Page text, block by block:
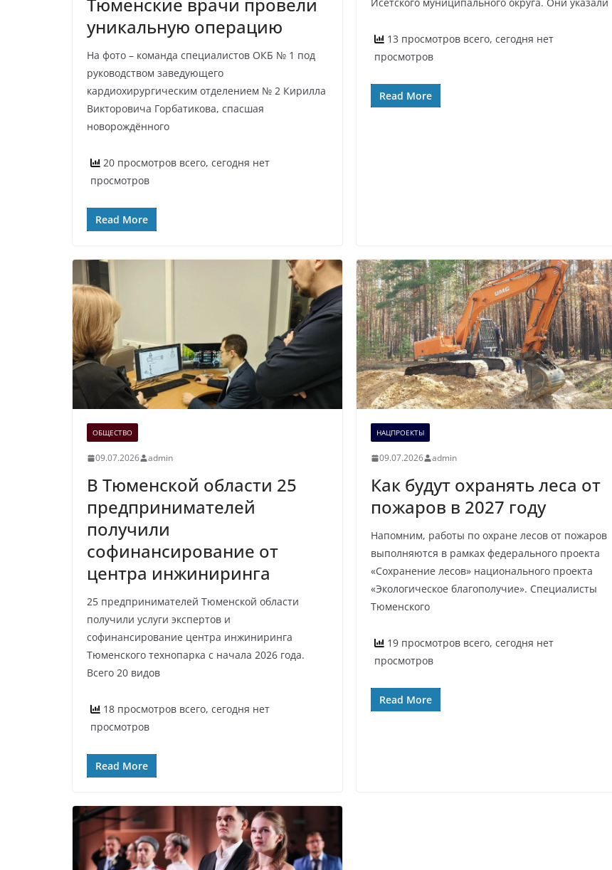
уникальную операцию
На фото – команда специалистов ОКБ № 1 под
руководством заведующего
кардиохирургическим отделением № 2 Кирилла
Викторовича Горбатикова, спасшая
новорождённого
20 просмотров всего, сегодня нет
просмотров
Read More
13 просмотров всего, сегодня нет
просмотров
Read More
ОБЩЕСТВО
09.07.2026 admin
В Тюменской области 25
предпринимателей
получили
софинансирование от
центра инжиниринга
25 предпринимателей Тюменской области
получили услуги экспертов и
софинансирование центра инжиниринга
Тюменского технопарка с начала 2026 года.
Всего 20 видов
18 просмотров всего, сегодня нет
просмотров
Read More
НАЦПРОЕКТЫ
09.07.2026 admin
Как будут охранять леса от
пожаров в 2027 году
Напомним, работы по охране лесов от пожаров
выполняются в рамках федерального проекта
«Сохранение лесов» национального проекта
«Экологическое благополучие». Специалисты
Тюменского
19 просмотров всего, сегодня нет
просмотров
Read More